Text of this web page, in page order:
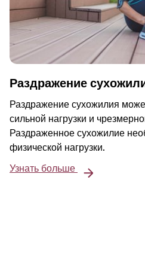
Раздражение
Раздражение сухожилия
сильной нагрузки и
Раздраженное сухожилие
физической нагрузки.
Узнать больше